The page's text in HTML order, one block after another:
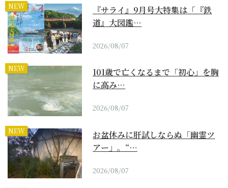
NEW
『サライ』9月号大特集は「『鉄
道』大図鑑…
2026/08/07
NEW
101歳で亡くなるまで「初心」を胸
に高み…
2026/08/07
NEW
お盆休みに肝試しならぬ「幽霊ツ
アー」。“…
2026/08/07